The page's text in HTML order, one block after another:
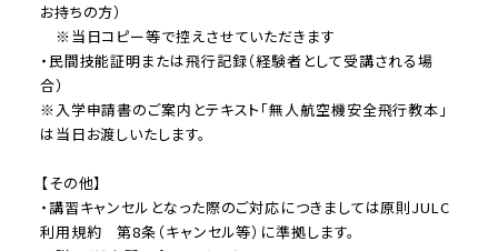
お持ちの方）
※当日コピー等で控えさせていただきます
・民間技能証明または飛行記録（経験者として受講される場
合）
※入学申請書のご案内とテキスト「無人航空機安全飛行教本」
は当日お渡しいたします。
【その他】
・講習キャンセルとなった際のご対応につきましては原則JULC
利用規約 第8条（キャンセル等）に準拠します。